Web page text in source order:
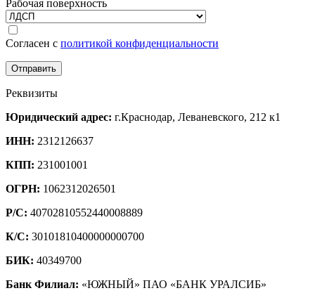
Рабочая поверхность
Согласен с политикой конфиденциальности
Реквизиты
Юридический адрес: г.Краснодар, Леваневского, 212 к1
ИНН: 2312126637
КПП: 231001001
ОГРН: 1062312026501
Р/С: 40702810552440008889
К/С: 30101810400000000700
БИК: 40349700
Банк Филиал: «ЮЖНЫЙ» ПАО «БАНК УРАЛСИБ»